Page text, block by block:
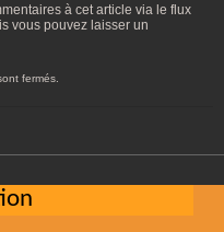
à cet article via le flux
vous pouvez laisser un
fermés.